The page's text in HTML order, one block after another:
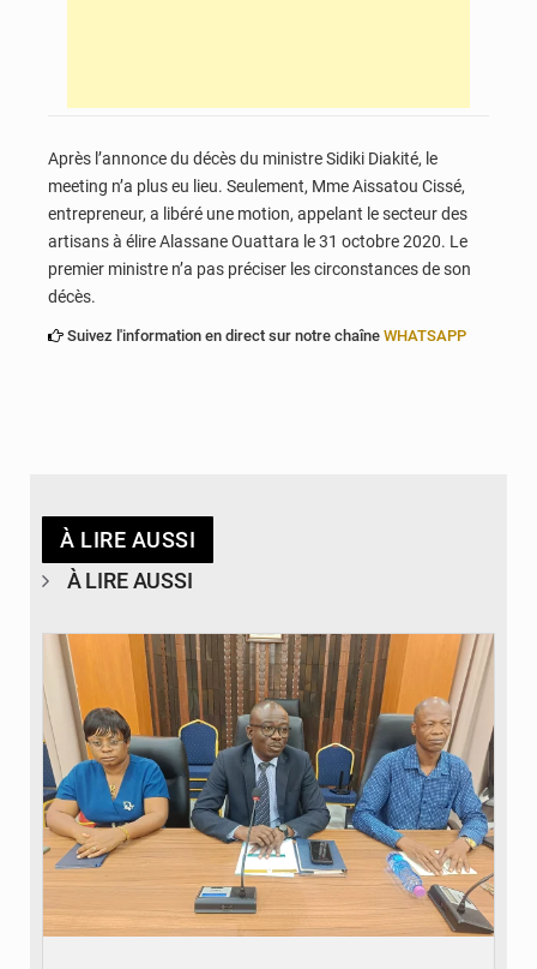
Après l’annonce du décès du ministre Sidiki Diakité, le
meeting n’a plus eu lieu. Seulement, Mme Aissatou Cissé,
entrepreneur, a libéré une motion, appelant le secteur des
artisans à élire Alassane Ouattara le 31 octobre 2020. Le
premier ministre n’a pas préciser les circonstances de son
décès.
Suivez l'information en direct sur notre chaîne WHATSAPP
À LIRE AUSSI
À LIRE AUSSI